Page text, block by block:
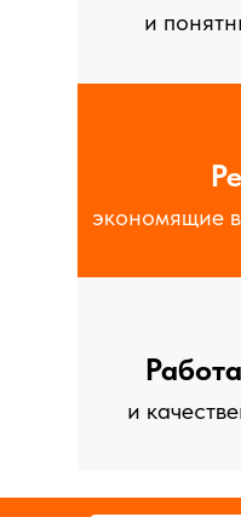
и
экономящие
и